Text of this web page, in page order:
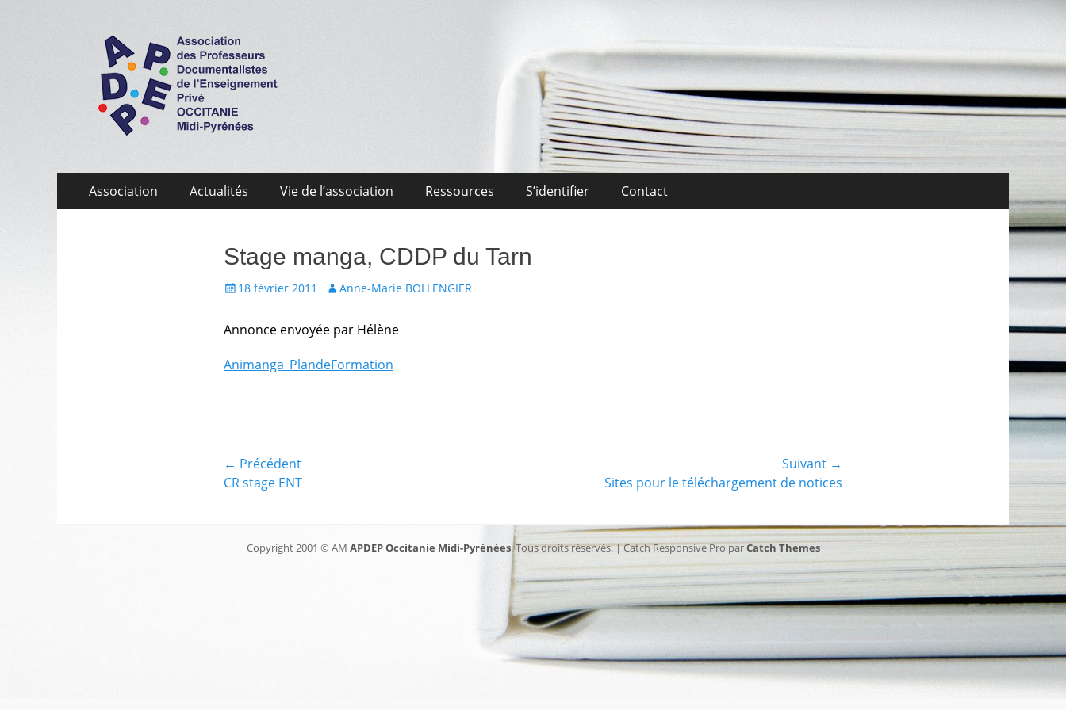
APDEP Occitanie Midi-Pyrénées
Association des Professeurs Documentalistes de l'Enseignement Privé OCCITANIE Midi-Pyrénnees Association Actualités Vie de l’association Ressources
Menu
primaire
Association Actualités Vie de l’association Ressources S’identifier Contact
Stage manga, CDDP du Tarn
Écrit18 février 2011 Auteur
Anne-Marie BOLLENGIER
Annonce envoyée par Hélène
Animanga_PlandeFormation
Navigation
de
← Précédent
Article
CR stage ENT
Suivant →
Sites pour le téléchargement de notices
Copyright 2001 © AM APDEP Occitanie Midi-Pyrénées. Tous droits réservés. | Catch Responsive Pro parCatch Themes